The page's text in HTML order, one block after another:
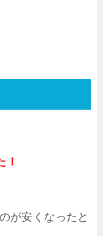
！
が安くなったと